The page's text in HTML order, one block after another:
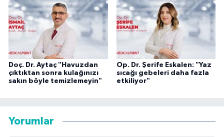
Doç. Dr. Aytaç "Havuzdan
çıktıktan sonra kulağınızı
sakın böyle temizlemeyin"
Op. Dr. Şerife Eskalen: "Yaz
sıcağı gebeleri daha fazla
etkiliyor"
Yorumlar